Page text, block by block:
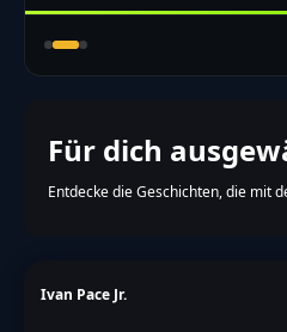
Für dich
Entdecke die Geschichten, die mit
Ivan Pace Jr.